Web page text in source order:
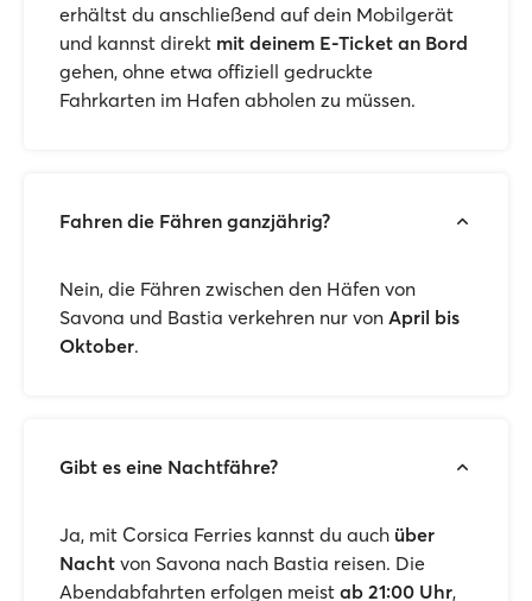
erhältst du anschließend auf dein Mobilgerät
und kannst direkt mit deinem E-Ticket an Bord
gehen, ohne etwa offiziell gedruckte
Fahrkarten im Hafen abholen zu müssen.
Fahren die Fähren ganzjährig?
Nein, die Fähren zwischen den Häfen von
Savona und Bastia verkehren nur von April bis
Oktober.
Gibt es eine Nachtfähre?
Ja, mit Corsica Ferries kannst du auch über
Nacht von Savona nach Bastia reisen. Die
Abendabfahrten erfolgen meist ab 21:00 Uhr,